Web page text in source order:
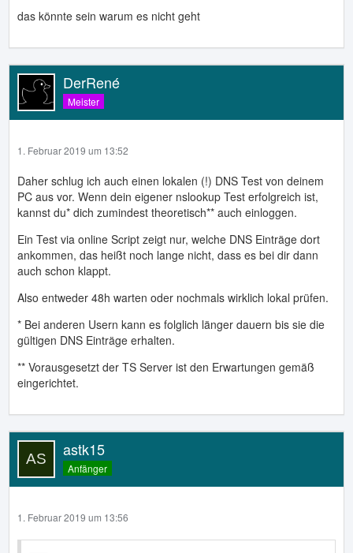
das könnte sein warum es nicht geht
DerRené
Meister
1. Februar 2019 um 13:52
Daher schlug ich auch einen lokalen (!) DNS Test von deinem
PC aus vor. Wenn dein eigener nslookup Test erfolgreich ist,
kannst du* dich zumindest theoretisch** auch einloggen.
Ein Test via online Script zeigt nur, welche DNS Einträge dort
ankommen, das heißt noch lange nicht, dass es bei dir dann
auch schon klappt.
Also entweder 48h warten oder nochmals wirklich lokal prüfen.
* Bei anderen Usern kann es folglich länger dauern bis sie die
gültigen DNS Einträge erhalten.
** Vorausgesetzt der TS Server ist den Erwartungen gemäß
eingerichtet.
astk15
Anfänger
1. Februar 2019 um 13:56